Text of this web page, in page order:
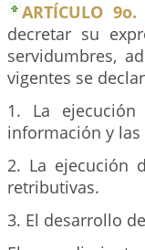
ARTÍCULO
decretar su
servidumbres,
vigentes se
1. La
información y
2. La ejecución
retributivas.
3. El desarrollo